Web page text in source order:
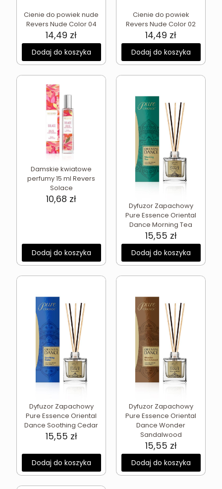
Cienie do powiek nude
Revers Nude Color 04
14,49 zł
Dodaj do koszyka
Cienie do powiek
Revers Nude Color 02
14,49 zł
Dodaj do koszyka
Damskie kwiatowe
perfumy 15 ml Revers
Solace
10,68 zł
Dodaj do koszyka
Dyfuzor Zapachowy
Pure Essence Oriental
Dance Morning Tea
15,55 zł
Dodaj do koszyka
Dyfuzor Zapachowy
Pure Essence Oriental
Dance Soothing Cedar
15,55 zł
Dodaj do koszyka
Dyfuzor Zapachowy
Pure Essence Oriental
Dance Wonder
Sandalwood
15,55 zł
Dodaj do koszyka